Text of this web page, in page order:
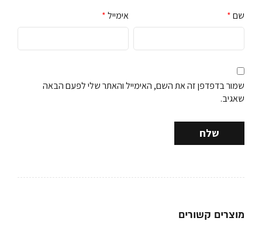
שם* אימייל*
שמור בדפדפן זה את השם, האימייל והאתר שלי לפעם הבאה
שאגיב.
מוצרים קשורים